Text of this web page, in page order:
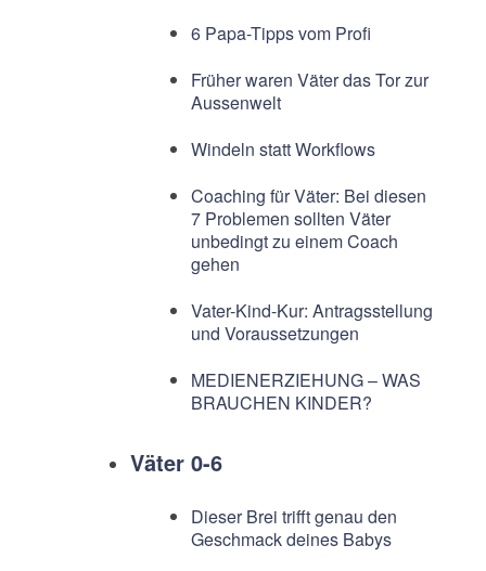
6 Papa-Tipps vom Profi
Früher waren Väter das Tor zur
Aussenwelt
Windeln statt Workflows
Coaching für Väter: Bei diesen
7 Problemen sollten Väter
unbedingt zu einem Coach
gehen
Vater-Kind-Kur: Antragsstellung
und Voraussetzungen
MEDIENERZIEHUNG – WAS
BRAUCHEN KINDER?
Väter 0-6
Dieser Brei trifft genau den
Geschmack deines Babys